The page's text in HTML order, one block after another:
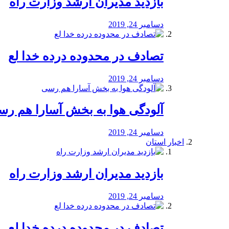
دسامبر 24, 2019
تصادف در محدوده درده خدا لع
دسامبر 24, 2019
آلودگی هوا به بخش آسارا هم
دسامبر 24, 2019
اخبار استان
بازدید مدیران ارشد وزارت راه
دسامبر 24, 2019